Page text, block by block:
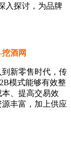
入探讨，为品牌
酒网
新零售时代，传
模式能够有效整
、提高交易效
丰富，加上供应